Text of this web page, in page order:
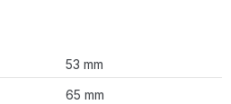
53 mm
65 mm